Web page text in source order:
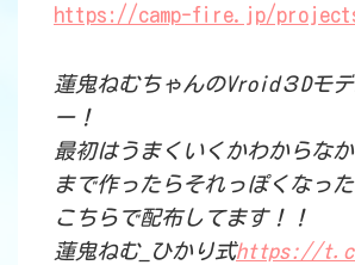
https://camp-fire.jp/
蓮鬼ねむちゃんのVroid３Dモ
ー！
最初はうまくいくかわからな
まで作ったらそれっぽくなった
こちらで配布してます！！
蓮鬼ねむ_ひかり式https://t.co/